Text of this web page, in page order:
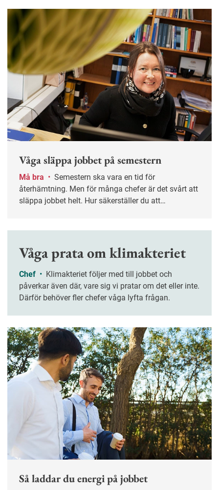
Våga släppa jobbet på semestern
Må bra •
återhämtning. Men för många chefer är det svårt att
släppa jobbet helt. Hur säkerställer du att
Våga prata om klimakteriet
Chef •
påverkar även där, vare sig vi pratar om det eller inte.
Därför behöver fler chefer våga lyfta frågan.
Så laddar du energi på jobbet